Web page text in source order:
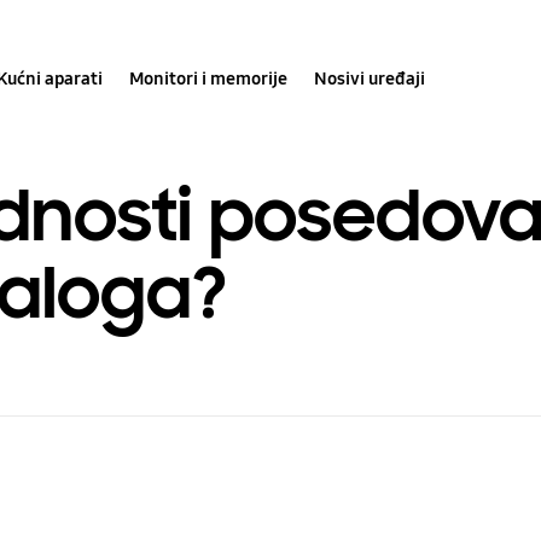
aparati Monitori i memorije Nosivi uređaji